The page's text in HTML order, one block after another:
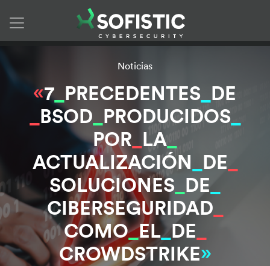
Noticias
7_ PRECEDENTES_ DE
BSOD PRODUCIDOS
POR LA
ACTUALIZACIÓN DE
SOLUCIONES DE
CIBERSEGURIDAD
COMO_EL_DE
CROWDSTRIKE